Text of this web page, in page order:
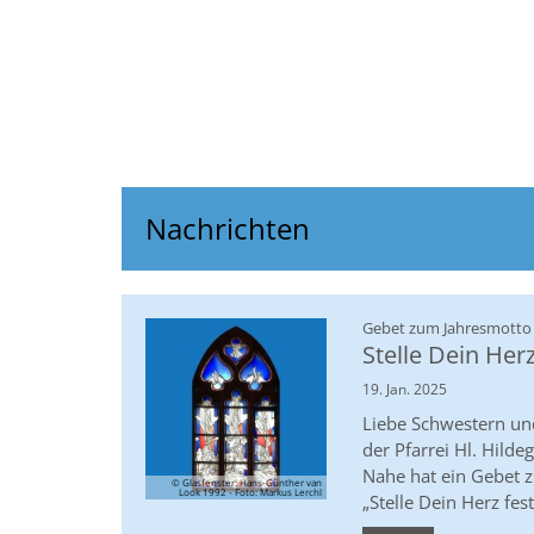
Nachrichten
© Glasfenster: Hans-Günther van
Look 1992 - Foto: Markus Lerchl
Gebet zum Jahresmotto
Stelle Dein
19. Jan. 2025
Liebe Schwestern
der Pfarrei Hl.
Nahe hat ein Gebet
„Stelle Dein Herz